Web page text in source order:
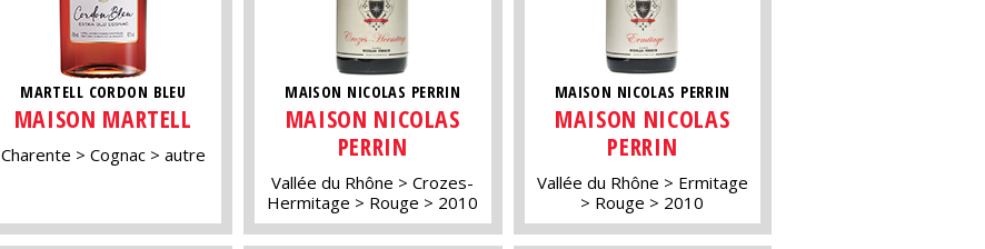
MARTELL CORDON BLEU
MAISON MARTELL
Charente Cognac autre
MAISON NICOLAS PERRIN
MAISON NICOLAS
PERRIN
Vallée du Rhône
Crozes-
Hermitage
Rouge 2010
MAISON NICOLAS PERRIN
MAISON NICOLAS
PERRIN
Vallée du Rhône
Ermitage
Rouge
2010